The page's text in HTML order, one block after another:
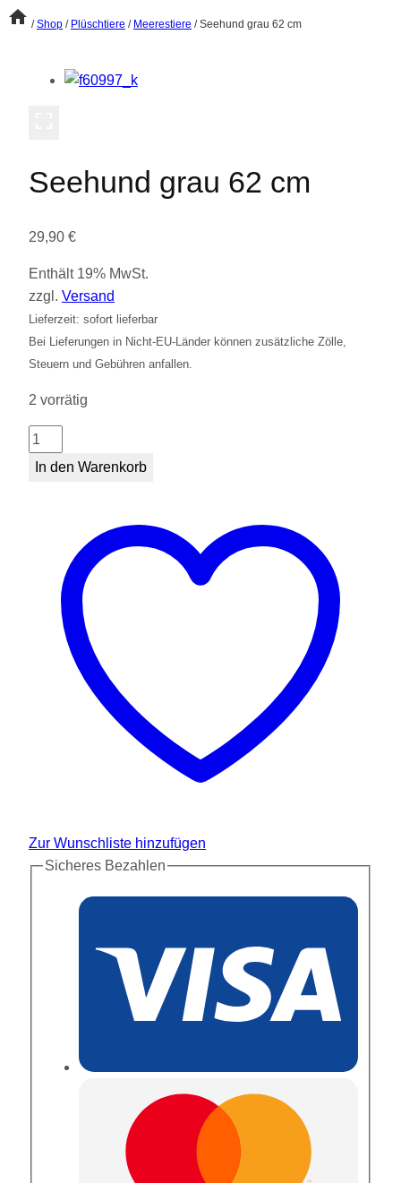
/ Shop / Plüschtiere / Meerestiere / Seehund grau 62 cm
Seehund grau 62 cm
29,90 €
Enthält 19% MwSt.
zzgl. Versand
Lieferzeit: sofort lieferbar
Bei Lieferungen in Nicht-EU-Länder können zusätzliche Zölle,
Steuern und Gebühren anfallen.
2 vorrätig
Seehund
grau
In den Warenkorb
Zur Wunschliste hinzufügen
Sicheres Bezahlen